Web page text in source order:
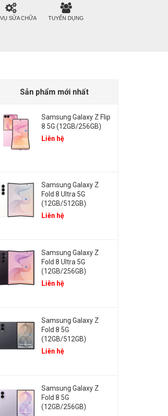
SỬA CHỮA TUYỂN DỤNG
Sản phẩm mới nhất
Samsung Galaxy Z Flip
8 5G (12GB/256GB)
Liên hệ
Samsung Galaxy Z
Fold 8 Ultra 5G
(12GB/512GB)
Liên hệ
Samsung Galaxy Z
Fold 8 Ultra 5G
(12GB/256GB)
Liên hệ
Samsung Galaxy Z
Fold 8 5G
(12GB/512GB)
Liên hệ
Samsung Galaxy Z
Fold 8 5G
(12GB/256GB)